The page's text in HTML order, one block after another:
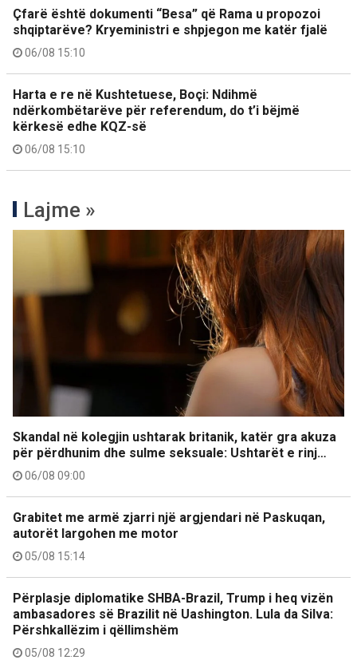
Çfarë është dokumenti “Besa” që Rama u propozoi
shqiptarëve? Kryeministri e shpjegon me katër fjalë
06/08 15:10
Harta e re në Kushtetuese, Boçi: Ndihmë
ndërkombëtarëve për referendum, do t’i bëjmë
kërkesë edhe KQZ-së
06/08 15:10
Lajme »
Skandal në kolegjin ushtarak britanik, katër gra akuza
për përdhunim dhe sulme seksuale: Ushtarët e rinj…
06/08 09:00
Grabitet me armë zjarri një argjendari në Paskuqan,
autorët largohen me motor
05/08 15:14
Përplasje diplomatike SHBA-Brazil, Trump i heq vizën
ambasadores së Brazilit në Uashington. Lula da Silva:
Përshkallëzim i qëllimshëm
05/08 12:29